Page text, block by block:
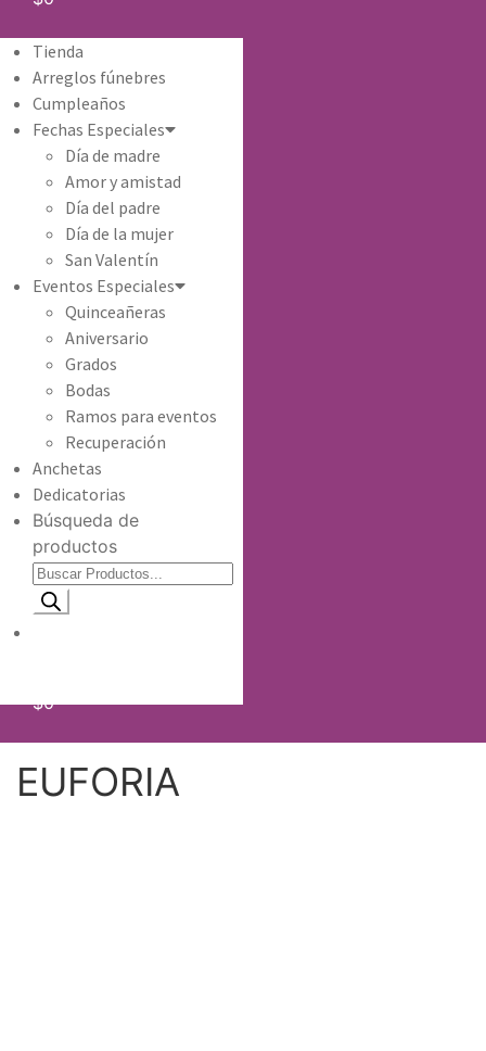
Tienda
Arreglos fúnebres
Cumpleaños
Fechas Especiales
Día de madre
Amor y amistad
Día del padre
Día de la mujer
San Valentín
Eventos Especiales
Quinceañeras
Aniversario
Grados
Bodas
Ramos para eventos
Recuperación
Anchetas
Dedicatorias
Búsqueda de
productos
$0
EUFORIA